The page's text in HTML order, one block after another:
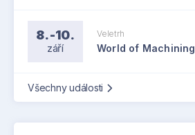
8.-10.
září
Veletrh
World of Machining
Všechny události